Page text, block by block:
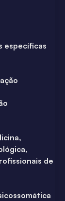
específicas
de